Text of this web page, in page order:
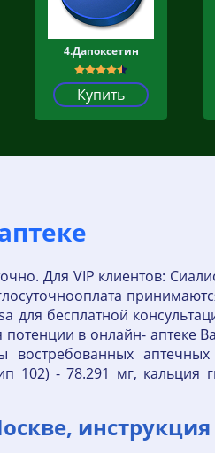
4.Дапоксетин
Купить
Для VIP клиентов:
для бесплатной
в онлайн- аптеке
востребованных
102) - 78.291 мг, кальция